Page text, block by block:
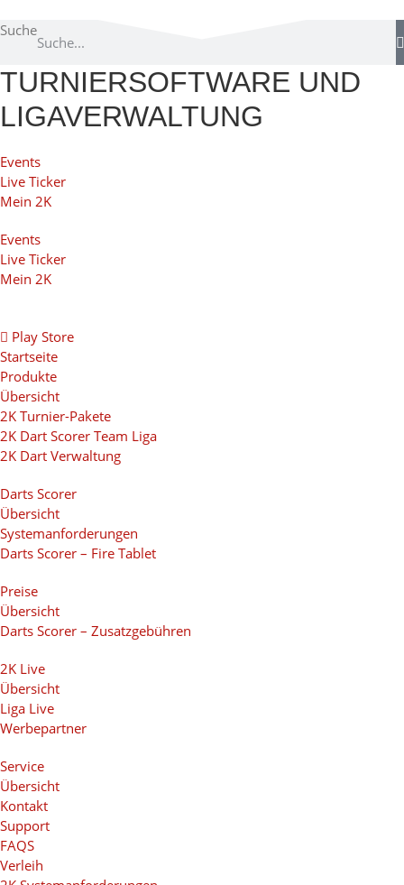
Suche
TURNIERSOFTWARE UND
LIGAVERWALTUNG
Events
Live Ticker
Mein 2K
Events
Live Ticker
Mein 2K
Play Store
Startseite
Produkte
Übersicht
2K Turnier-Pakete
2K Dart Scorer Team Liga
2K Dart Verwaltung
Darts Scorer
Übersicht
Systemanforderungen
Darts Scorer – Fire Tablet
Preise
Übersicht
Darts Scorer – Zusatzgebühren
2K Live
Übersicht
Liga Live
Werbepartner
Service
Übersicht
Kontakt
Support
FAQS
Verleih